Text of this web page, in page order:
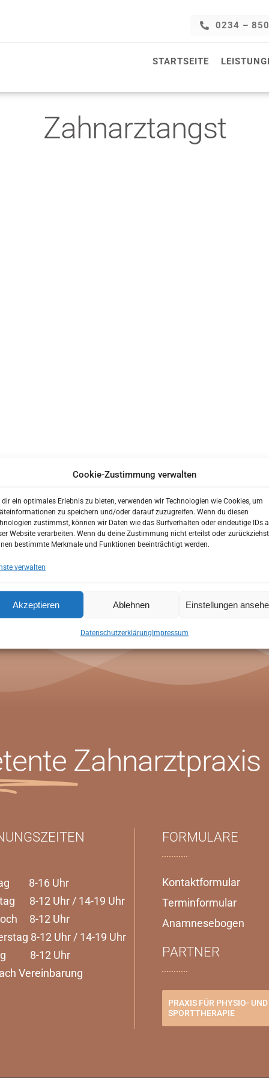
Cookie-Zustimmung verwalten
dir ein optimales Erlebnis zu bieten, verwenden wir Technologien wie Cookies, um
zu speichern und/oder darauf zuzugreifen. Wenn du diesen
zustimmst, können wir Daten wie das Surfverhalten oder eindeutige IDs
Website verarbeiten. Wenn du deine Zustimmung nicht erteilst oder
bestimmte Merkmale und Funktionen beeinträchtigt werden.
verwalten
Akzeptieren Ablehnen Einstellungen
DatenschutzerklärungImpressum
0234 –
STARTSEITE
Zahnarztangst
8-16 Uhr
8-12 Uhr / 14-19 Uhr
8-12 Uhr
8-12 Uhr / 14-19 Uhr
8-12 Uhr
Vereinbarung
FORMULARE
Kontaktformular
Terminformular
Anamnesebogen
PARTNER
PRAXIS FÜR PHYSIO- UND
SPORTTHERAPIE
Praxis?
kennenzulernen bevor Sie zu uns in die Praxis kommen.
Anamnesebogen zu Hause in Ruhe auszufüllen.
ersten Besuch auf Ihre individuellen Wünsche und